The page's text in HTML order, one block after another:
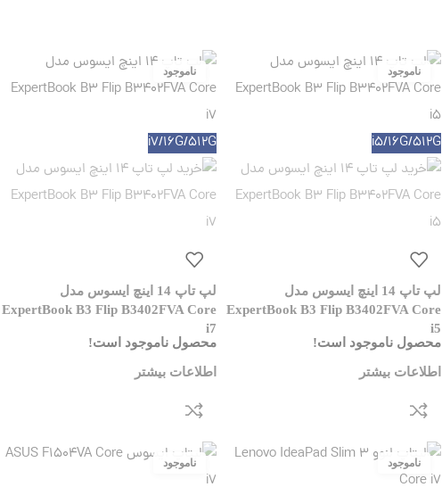
i5/16G/512G
لپ تاپ 14 اینچ ایسوس مدل
ExpertBook B3 Flip B3402FVA Core
i5
محصول ناموجود است!
اطلاعات بیشتر
i7/16G/512G
لپ تاپ 14 اینچ ایسوس مدل
ExpertBook B3 Flip B3402FVA Core
i7
محصول ناموجود است!
اطلاعات بیشتر